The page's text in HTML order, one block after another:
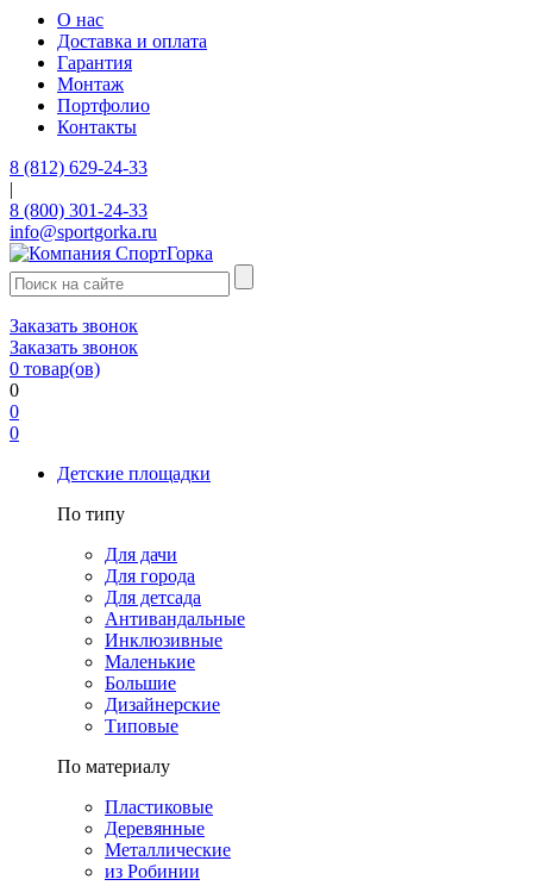
О нас
Доставка и оплата
Гарантия
Монтаж
Портфолио
Контакты
8 (812) 629-24-33
|
8 (800) 301-24-33
info@sportgorka.ru
Заказать звонок
Заказать звонок
0 товар(ов)
0
0
0
Детские площадки
По типу
Для дачи
Для города
Для детсада
Антивандальные
Инклюзивные
Маленькие
Большие
Дизайнерские
Типовые
По материалу
Пластиковые
Деревянные
Металлические
из Робинии